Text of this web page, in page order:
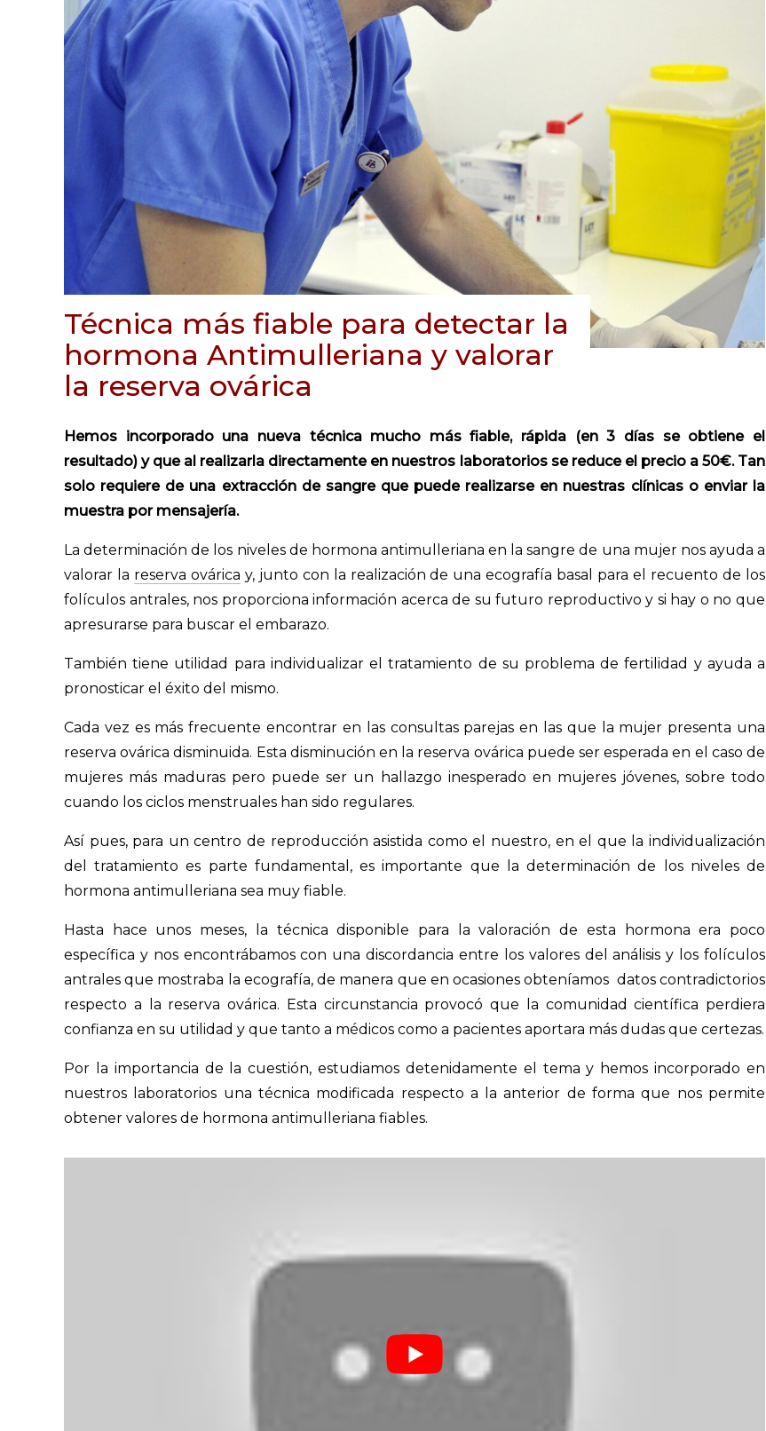
Técnica más fiable para detectar la
hormona Antimulleriana y valorar
la reserva ovárica
Hemos incorporado una nueva técnica mucho más fiable, rápida (en 3 días se obtiene el
resultado) y que al realizarla directamente en nuestros laboratorios se reduce el precio a 50€. Tan
solo requiere de una extracción de sangre que puede realizarse en nuestras clínicas o enviar la
muestra por mensajería.
La determinación de los niveles de hormona antimulleriana en la sangre de una mujer nos ayuda a
valorar la reserva ovárica y, junto con la realización de una ecografía basal para el recuento de los
folículos antrales, nos proporciona información acerca de su futuro reproductivo y si hay o no que
apresurarse para buscar el embarazo.
También tiene utilidad para individualizar el tratamiento de su problema de fertilidad y ayuda a
pronosticar el éxito del mismo.
Cada vez es más frecuente encontrar en las consultas parejas en las que la mujer presenta una
reserva ovárica disminuida. Esta disminución en la reserva ovárica puede ser esperada en el caso de
mujeres más maduras pero puede ser un hallazgo inesperado en mujeres jóvenes, sobre todo
cuando los ciclos menstruales han sido regulares.
Así pues, para un centro de reproducción asistida como el nuestro, en el que la individualización
del tratamiento es parte fundamental, es importante que la determinación de los niveles de
hormona antimulleriana sea muy fiable.
Hasta hace unos meses, la técnica disponible para la valoración de esta hormona era poco
específica y nos encontrábamos con una discordancia entre los valores del análisis y los folículos
antrales que mostraba la ecografía, de manera que en ocasiones obteníamos datos contradictorios
respecto a la reserva ovárica. Esta circunstancia provocó que la comunidad científica perdiera
confianza en su utilidad y que tanto a médicos como a pacientes aportara más dudas que certezas.
Por la importancia de la cuestión, estudiamos detenidamente el tema y hemos incorporado en
nuestros laboratorios una técnica modificada respecto a la anterior de forma que nos permite
obtener valores de hormona antimulleriana fiables.